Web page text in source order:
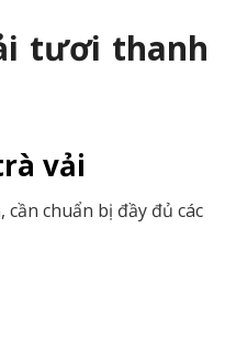
tươi thanh
vải
chuẩn bị đầy đủ các